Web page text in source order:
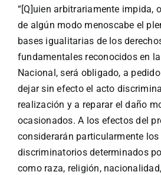
“[Q]uien arbitrariamente impida,
de algún modo menoscabe el
bases igualitarias de los
fundamentales reconocidos en
Nacional, será obligado, a
dejar sin efecto el acto
realización y a reparar el daño
ocasionados. A los efectos del
considerarán particularmente
discriminatorios determinados
como raza, religión,